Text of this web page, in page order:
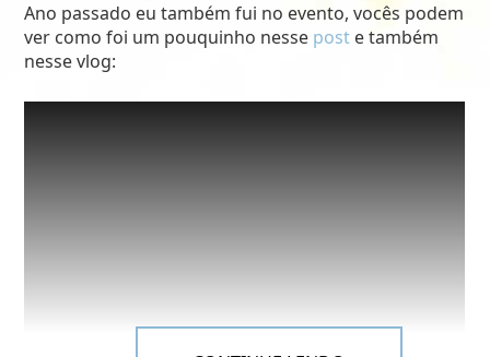
Ano passado eu também fui no evento, vocês podem
ver como foi um pouquinho nesse post e também
nesse vlog: